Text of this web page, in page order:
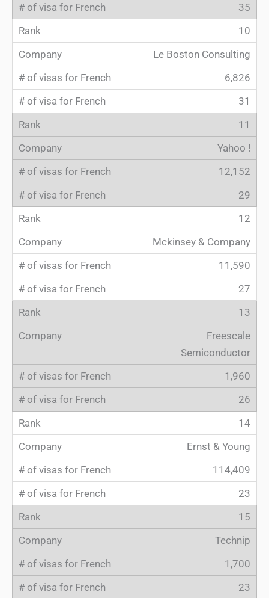
35
10
Le Boston Consulting
6,826
31
11
Yahoo !
12,152
29
12
Mckinsey & Company
11,590
27
13
Freescale
Semiconductor
1,960
26
14
Ernst & Young
114,409
23
15
Technip
1,700
23